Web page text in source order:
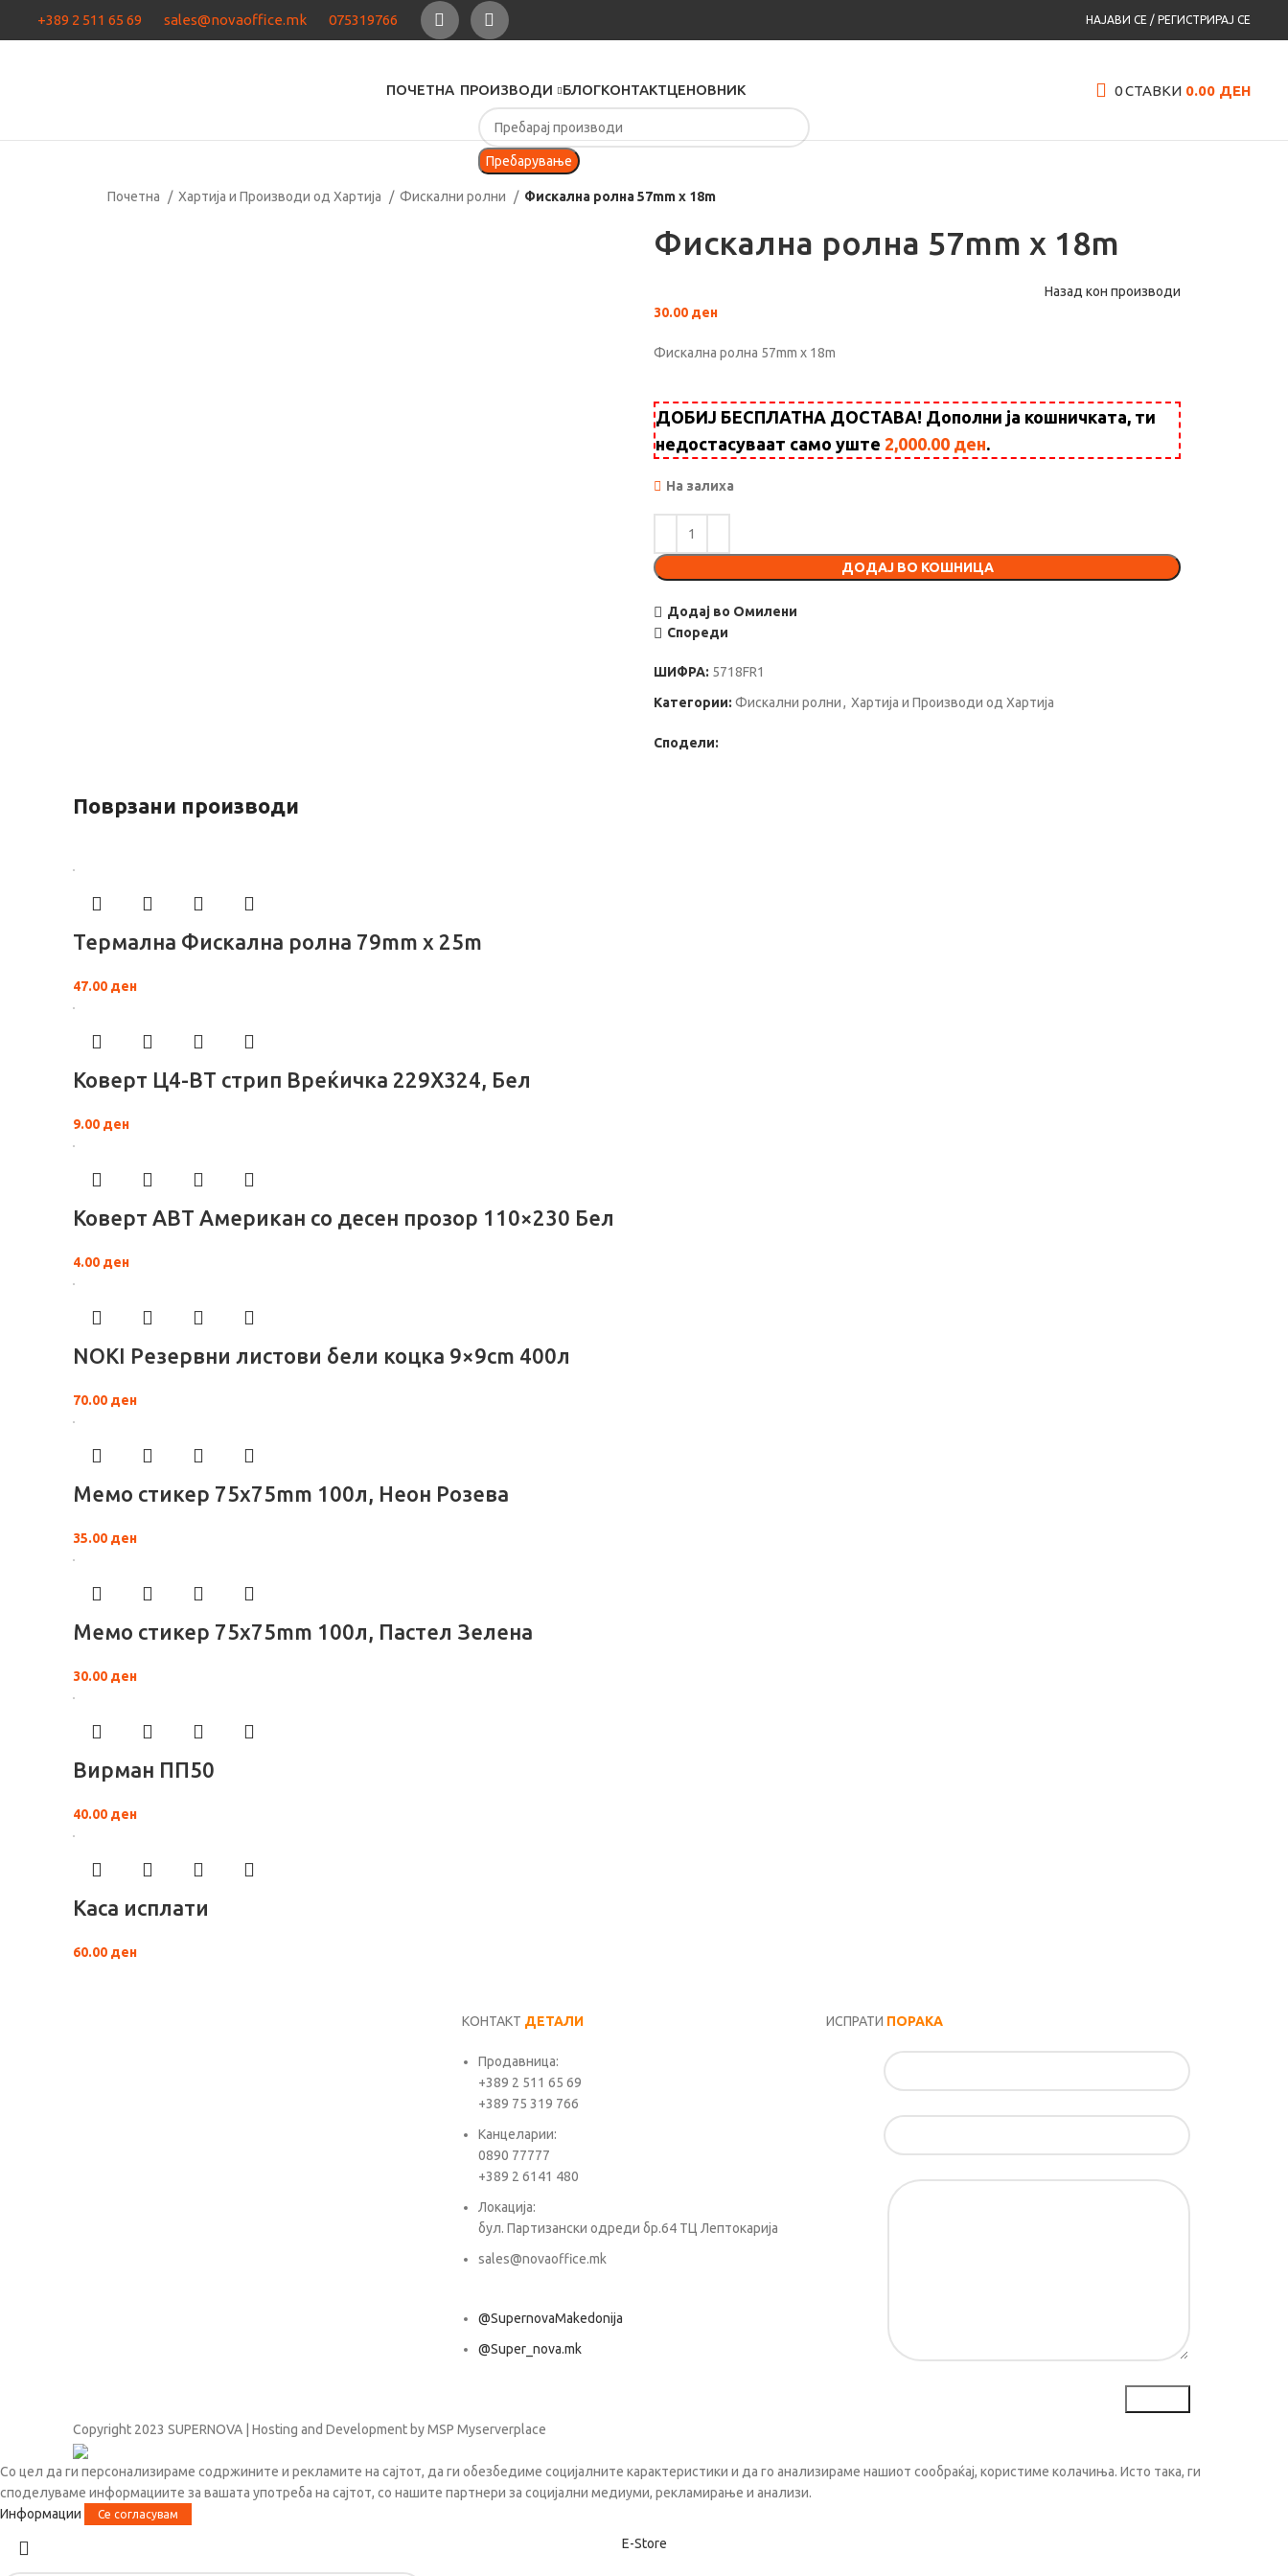
+389 2 511 65 69 sales@novaoffice.mk 075319766 НАЈАВИ СЕ / РЕГИСТРИРАЈ СЕ
ПОЧЕТНА ПРОИЗВОДИ БЛОГКОНТАКТЦЕНОВНИК 0СТАВКИ 0.00 ДЕН
Пребарување
Почетна Хартија и Производи од Хартија Фискални ролни Фискална ролна 57mm x 18m
Фискална ролна 57mm x 18m
Назад кон производи
30.00 ден
Фискална ролна 57mm x 18m
ДОБИЈ БЕСПЛАТНА ДОСТАВА! Дополни ја кошничката, ти
недостасуваат само уште 2,000.00 ден.
На залиха
ДОДАЈ ВО КОШНИЦА
Додај во Омилени
Спореди
ШИФРА: 5718FR1
Категории: Фискални ролни, Хартија и Производи од Хартија
Сподели:
Поврзани производи
Термална Фискална ролна 79mm x 25m
47.00 ден
Коверт Ц4-ВТ стрип Вреќичка 229X324, Бел
9.00 ден
Коверт АВТ Американ со десен прозор 110×230 Бел
4.00 ден
NOKI Резервни листови бели коцка 9×9сm 400л
70.00 ден
Мемо стикер 75x75mm 100л, Неон Розева
35.00 ден
Мемо стикер 75x75mm 100л, Пастел Зелена
30.00 ден
Вирман ПП50
40.00 ден
Каса исплати
60.00 ден
КОНТАКТ ДЕТАЛИ
Продавница:
+389 2 511 65 69
+389 75 319 766
Канцеларии:
0890 77777
+389 2 6141 480
Локација:
бул. Партизански одреди бр.64 ТЦ Лептокарија
sales@novaoffice.mk
@SupernovaMakedonija
@Super_nova.mk
ИСПРАТИ ПОРАКА
Copyright 2023 SUPERNOVA | Hosting and Development by MSP Myserverplace
Со цел да ги персонализираме содржините и рекламите на сајтот, да ги обезбедиме социјалните карактеристики и да го анализираме нашиот сообраќај, користиме колачиња. Исто така, ги
споделуваме информациите за вашата употреба на сајтот, со нашите партнери за социјални медиуми, рекламирање и анализи.
Информации
Се согласувам
Е-Store